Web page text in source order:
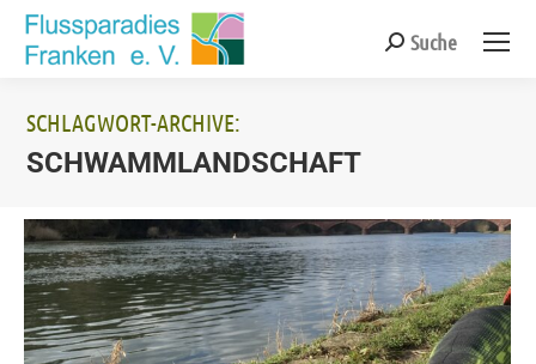
Search:
Suche
SCHLAGWORT-ARCHIVE:
SCHWAMMLANDSCHAFT
Sie befinden sich hier: